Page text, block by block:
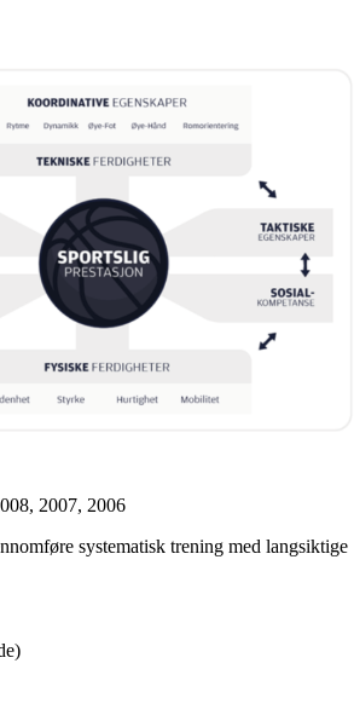
2007, 2006
systematisk trening med langsiktige